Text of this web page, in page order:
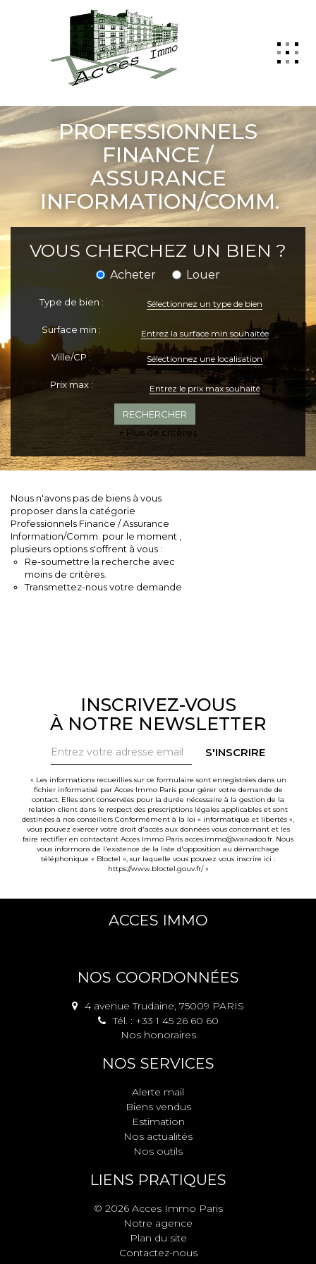
ACCUEIL
GESTION
VENTE
LOCATION
NOTRE AGENCE
NOUS CONTACTER
PROFESSIONNELS
FINANCE /
ASSURANCE
INFORMATION/COMM.
VOUS CHERCHEZ UN BIEN ?
Acheter Louer
Type de bien : Sélectionnez un type de bien
Surface min :
Ville/CP : Sélectionnez une localisation
Prix max :
+ Plus de critères
Nous n'avons pas de biens à vous
proposer dans la catégorie
Professionnels Finance / Assurance
Information/Comm. pour le moment ,
plusieurs options s'offrent à vous :
Re-soumettre la recherche avec
moins de critères.
Transmettez-nous votre demande
INSCRIVEZ-VOUS
À NOTRE NEWSLETTER
S'INSCRIRE
« Les informations recueillies sur ce formulaire sont enregistrées dans un
fichier informatisé par Acces Immo Paris pour gérer votre demande de
contact. Elles sont conservées pour la durée nécessaire à la gestion de la
relation client dans le respect des prescriptions légales applicables et sont
destinées à nos conseillers Conformément à la loi « informatique et libertés »,
vous pouvez exercer votre droit d'accès aux données vous concernant et les
faire rectifier en contactant Acces Immo Paris acces.immo@wanadoo.fr. Nous
vous informons de l'existence de la liste d'opposition au démarchage
téléphonique « Bloctel », sur laquelle vous pouvez vous inscrire ici :
https://www.bloctel.gouv.fr/»
ACCES IMMO
NOS COORDONNÉES
4 avenue Trudaine, 75009 PARIS
Tél. : +33 1 45 26 60 60
Nos honoraires
NOS SERVICES
Alerte mail
Biens vendus
Estimation
Nos actualités
Nos outils
LIENS PRATIQUES
© 2026 Acces Immo Paris
Notre agence
Plan du site
Contactez-nous